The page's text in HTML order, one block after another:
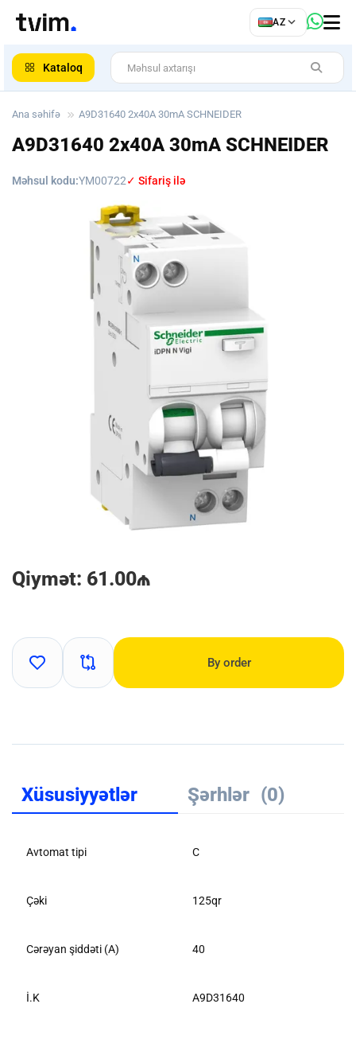
AZ
Kataloq
Ana səhifə A9D31640 2x40A 30mA SCHNEIDER
A9D31640 2x40A 30mA SCHNEIDER
Məhsul kodu:YM00722✓ Sifariş ilə
Qiymət: 61.00₼
By order
Xüsusiyyətlər Şərhlər (0)
Avtomat tipi C
Çəki 125qr
Cərəyan şiddəti (A) 40
İ.K A9D31640